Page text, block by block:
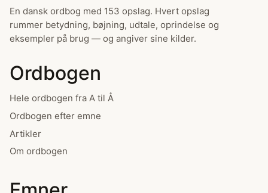
En dansk ordbog med 153 opslag. Hvert opslag
rummer betydning, bøjning, udtale, oprindelse og
eksempler på brug — og angiver sine kilder.
Ordbogen
Hele ordbogen fra A til Å
Ordbogen efter emne
Artikler
Om ordbogen